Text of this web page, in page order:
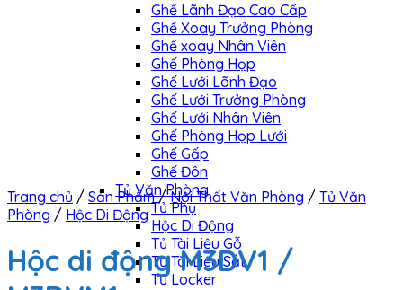
Ghế Lãnh Đạo Cao Cấp
Ghế Xoay Trưởng Phòng
Ghế xoay Nhân Viên
Ghế Phòng Họp
Ghế Lưới Lãnh Đạo
Ghế Lưới Trưởng Phòng
Ghế Lưới Nhân Viên
Ghế Phòng Họp Lưới
Ghế Gấp
Ghế Đôn
Tủ Văn Phòng
Tủ Phụ
Hộc Di Động
Tủ Tài Liệu Gỗ
Tủ Tài Liệu Sắt
Tủ Locker
Trang chủ / Sản Phẩm / Nội Thất Văn Phòng / Tủ Văn
Phòng / Hộc Di Động
Hộc di động M3DV1 /